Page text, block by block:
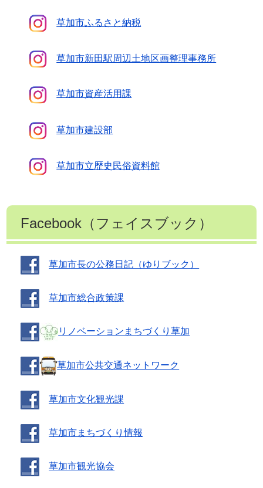
草加市ふるさと納税
草加市新田駅周辺土地区画整理事務所
草加市資産活用課
草加市建設部
草加市立歴史民俗資料館
Facebook（フェイスブック）
草加市長の公務日記（ゆりブック）
草加市総合政策課
リノベーションまちづくり草加
草加市公共交通ネットワーク
草加市文化観光課
草加市まちづくり情報
草加市観光協会